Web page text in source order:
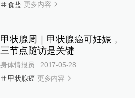
食盐 更多内容
甲状腺周｜甲状腺癌可妊娠，
三节点随访是关键
身体情报员
2017-05-28
甲状腺癌 更多内容